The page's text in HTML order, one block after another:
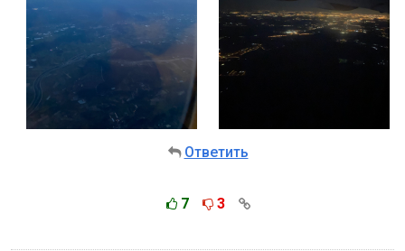
Ответить
7 3